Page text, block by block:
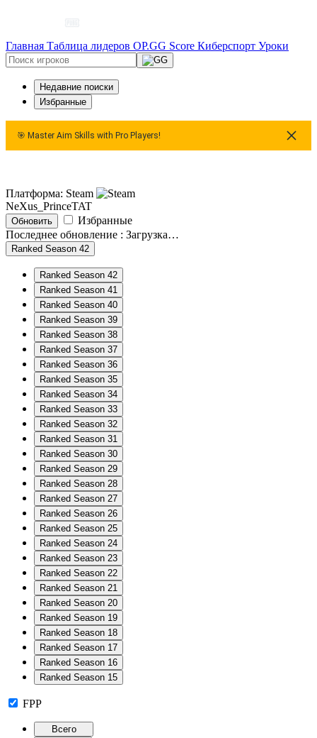
Главная Таблица лидеров OP.GG Score Киберспорт Уроки
Недавние поиски
Избранные
🎯 Master Aim Skills with Pro Players!
Платформа: Steam
NeXus_PrinceTAT
Обновить
Избранные
Последнее обновление : Загрузка…
Ranked Season 42
Ranked Season 42
Ranked Season 41
Ranked Season 40
Ranked Season 39
Ranked Season 38
Ranked Season 37
Ranked Season 36
Ranked Season 35
Ranked Season 34
Ranked Season 33
Ranked Season 32
Ranked Season 31
Ranked Season 30
Ranked Season 29
Ranked Season 28
Ranked Season 27
Ranked Season 26
Ranked Season 25
Ranked Season 24
Ranked Season 23
Ranked Season 22
Ranked Season 21
Ranked Season 20
Ranked Season 19
Ranked Season 18
Ranked Season 17
Ranked Season 16
Ranked Season 15
FPP
Всего